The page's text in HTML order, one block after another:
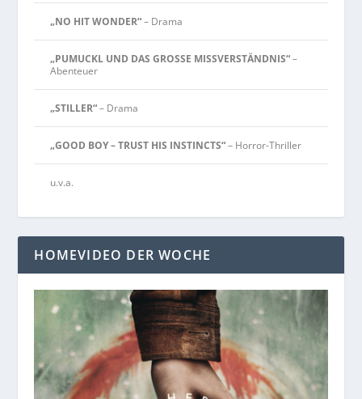
„NO HIT WONDER“– Drama
„PUMUCKL UND DAS GROSSE MISSVERSTÄNDNIS“–
Abenteuer
„STILLER“– Drama
„GOOD BOY – TRUST HIS INSTINCTS“– Horror-Thriller
u.v.a.
HOMEVIDEO DER WOCHE